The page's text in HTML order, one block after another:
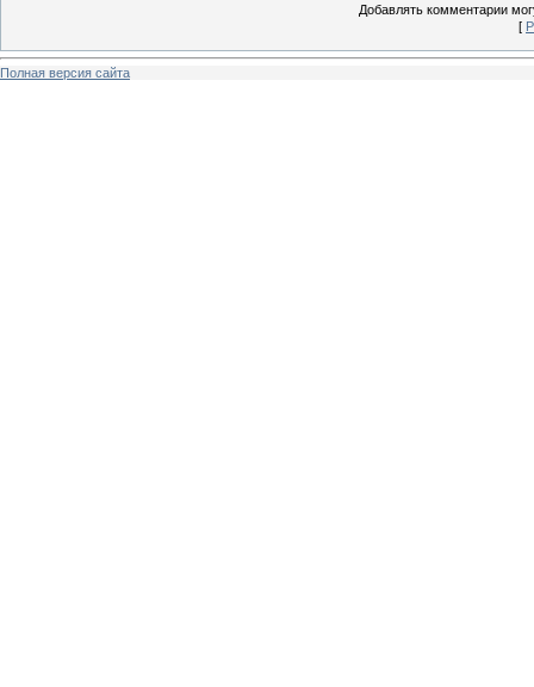
Добавлять комментарии
[
Полная версия сайта